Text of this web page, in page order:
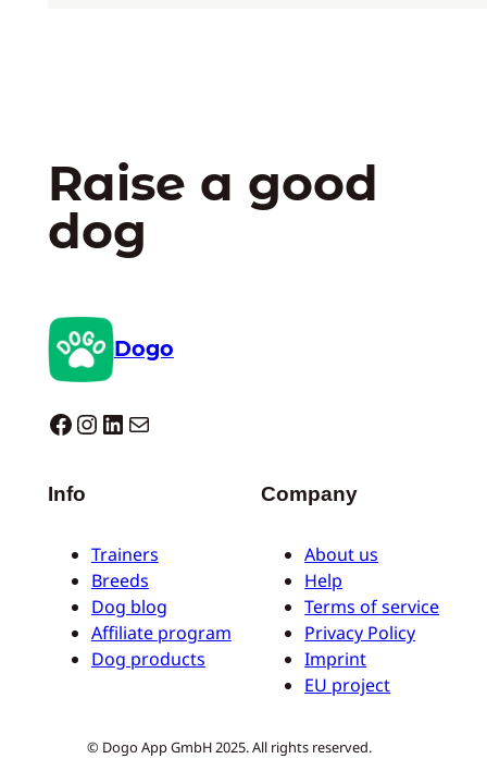
Raise a good
dog
Dogo
Dogo facebook InstagramLinkedIn E-mail
Info
Trainers
Breeds
Dog blog
Affiliate program
Dog products
Company
About us
Help
Terms of service
Privacy Policy
Imprint
EU project
© Dogo App GmbH 2025. All rights reserved.